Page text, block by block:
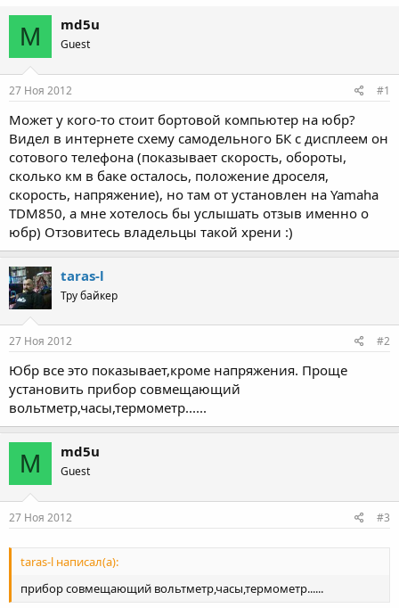
M md5u
Guest
27 Ноя 2012 #1
Может у кого-то стоит бортовой компьютер на юбр?
Видел в интернете схему самодельного БК с дисплеем он
сотового телефона (показывает скорость, обороты,
сколько км в баке осталось, положение дроселя,
скорость, напряжение), но там от установлен на Yamaha
TDM850, а мне хотелось бы услышать отзыв именно о
юбр) Отзовитесь владельцы такой хрени :)
taras-l
Тру байкер
27 Ноя 2012 #2
Юбр все это показывает,кроме напряжения. Проще
установить прибор совмещающий
вольтметр,часы,термометр......
M md5u
Guest
27 Ноя 2012 #3
taras-l написал(а):
прибор совмещающий вольтметр,часы,термометр......